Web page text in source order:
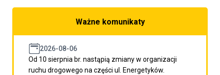
Ważne komunikaty
2026-08-06
Od 10 sierpnia br. nastąpią zmiany w organizacji
ruchu drogowego na części ul. Energetyków.